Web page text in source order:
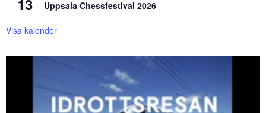
Uppsala Chessfestival 2026
Visa kalender